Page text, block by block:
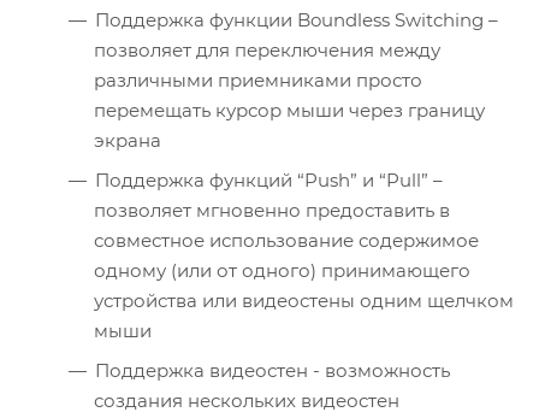
Поддержка функции Boundless Switching –
позволяет для переключения между
различными приемниками просто
перемещать курсор мыши через границу
экрана
Поддержка функций “Push” и “Pull” –
позволяет мгновенно предоставить в
совместное использование содержимое
одному (или от одного) принимающего
устройства или видеостены одним щелчком
мыши
Поддержка видеостен - возможность
создания нескольких видеостен